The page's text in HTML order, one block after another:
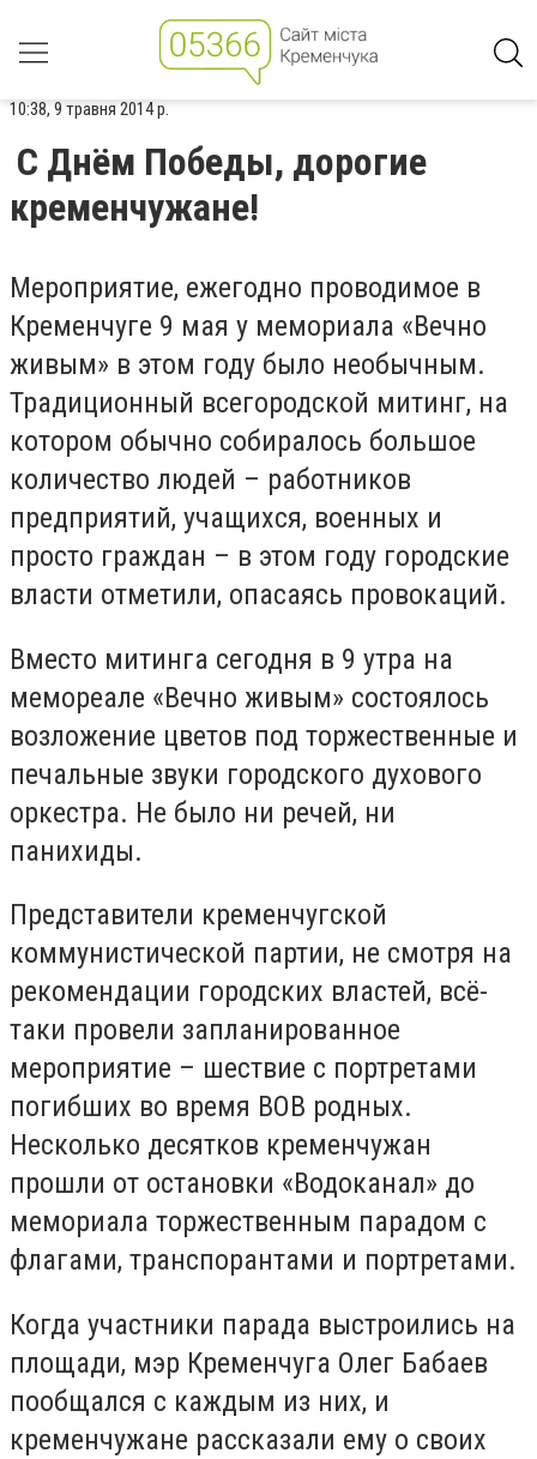
10:38, 9 травня 2014 р.
С Днём Победы, дорогие
кременчужане!
Мероприятие, ежегодно проводимое в
Кременчуге 9 мая у мемориала «Вечно
живым» в этом году было необычным.
Традиционный всегородской митинг, на
котором обычно собиралось большое
количество людей – работников
предприятий, учащихся, военных и
просто граждан – в этом году городские
власти отметили, опасаясь провокаций.
Вместо митинга сегодня в 9 утра на
мемореале «Вечно живым» состоялось
возложение цветов под торжественные и
печальные звуки городского духового
оркестра. Не было ни речей, ни
панихиды.
Представители кременчугской
коммунистической партии, не смотря на
рекомендации городских властей, всё-
таки провели запланированное
мероприятие – шествие с портретами
погибших во время ВОВ родных.
Несколько десятков кременчужан
прошли от остановки «Водоканал» до
мемориала торжественным парадом с
флагами, транспорантами и портретами.
Когда участники парада выстроились на
площади, мэр Кременчуга Олег Бабаев
пообщался с каждым из них, и
кременчужане рассказали ему о своих